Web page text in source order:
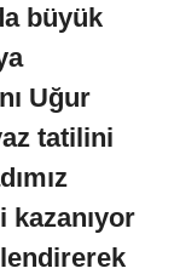
büyük
Uğur
tatilini